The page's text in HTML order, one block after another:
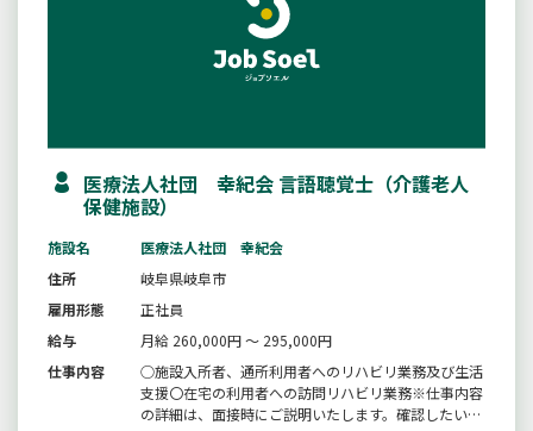
医療法人社団 幸紀会 言語聴覚士（介護老人
保健施設）
施設名
医療法人社団 幸紀会
住所
岐阜県岐阜市
雇用形態
正社員
給与
月給 260,000円 ～ 295,000円
仕事内容
○施設入所者、通所利用者へのリハビリ業務及び生活
支援〇在宅の利用者への訪問リハビリ業務※仕事内容
の詳細は、面接時にご説明いたします。確認したいこ